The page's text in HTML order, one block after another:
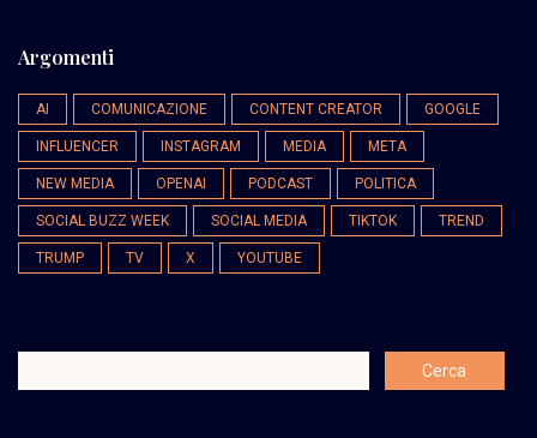
Argomenti
AI COMUNICAZIONE CONTENT CREATOR GOOGLE
INFLUENCER INSTAGRAM MEDIA META
NEW MEDIA OPENAI PODCAST POLITICA
SOCIAL BUZZ WEEK SOCIAL MEDIA TIKTOK TREND
TRUMP TV X YOUTUBE